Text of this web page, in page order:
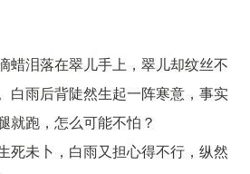
蜡泪落在翠儿手上，翠儿却纹丝不
白雨后背陡然生起一阵寒意，事实
就跑，怎么可能不怕？
死未卜，白雨又担心得不行，纵然